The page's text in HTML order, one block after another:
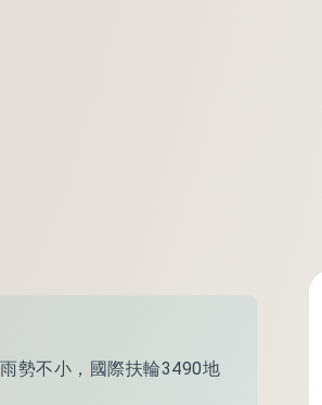
勢不小，國際扶輪3490地